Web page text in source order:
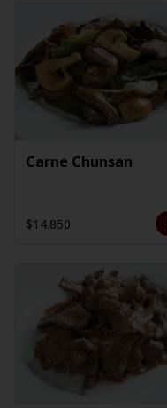
Carne Chunsan
$14.850